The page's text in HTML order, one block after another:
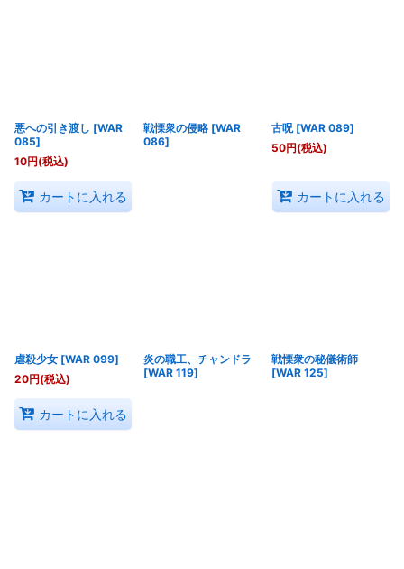
悪への引き渡し [WAR
085]
10円(税込)
カートに入れる
戦慄衆の侵略 [WAR
086]
古呪 [WAR 089]
50円(税込)
カートに入れる
虐殺少女 [WAR 099]
20円(税込)
カートに入れる
炎の職工、チャンドラ
[WAR 119]
戦慄衆の秘儀術師
[WAR 125]